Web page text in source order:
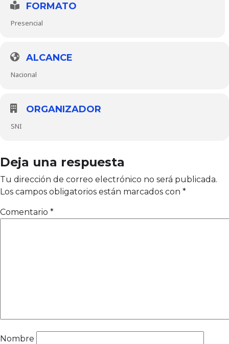
FORMATO
Presencial
ALCANCE
Nacional
ORGANIZADOR
SNI
Deja una respuesta
Tu dirección de correo electrónico no será publicada.
Los campos obligatorios están marcados con *
Comentario *
Nombre